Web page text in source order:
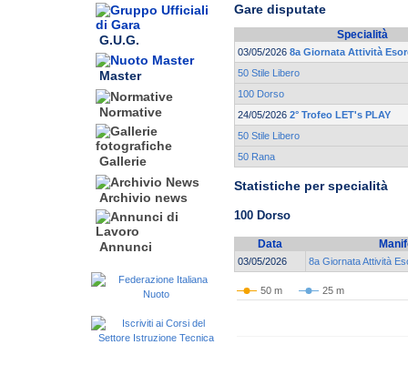
G.U.G.
Master
Normative
Gallerie
Archivio news
Annunci
Gare disputate
Specialità
03/05/2026 8a Giornata Attività
50 Stile Libero
100 Dorso
24/05/2026 2° Trofeo LET's PLAY
50 Stile Libero
50 Rana
Statistiche per specialità
100 Dorso
Data
03/05/2026 8a Giornata Attività
50 m 25 m